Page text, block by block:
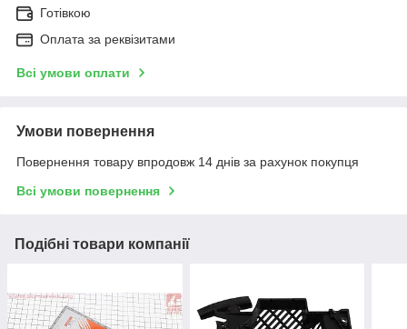
Готівкою
Оплата за реквізитами
Всі умови оплати
Умови повернення
Повернення товару впродовж 14 днів за рахунок покупця
Всі умови повернення
Подібні товари компанії